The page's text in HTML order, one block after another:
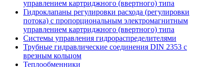
управлением картриджного (ввертного) типа
Гидроклапаны регулировки расхода (регулировки
потока) с пропорциональным электромагнитным
управлением картриджного (ввертного) типа
Системы управления гидрораспределителями
Трубные гидравлические соединения DIN 2353 с
врезным кольцом
Теплообменники